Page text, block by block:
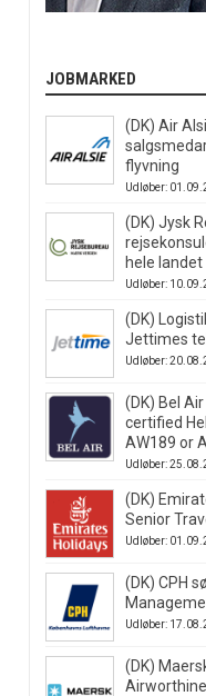
JOBMARKED
(DK) Air
flyvning
Udløber:
(DK) Jysk
hele landet
Udløber:
(DK)
Jettimes
Udløber:
(DK) Bel Air
certified
AW189 or
Udløber:
(DK)
Senior
Udløber:
(DK) CPH
Udløber:
(DK)